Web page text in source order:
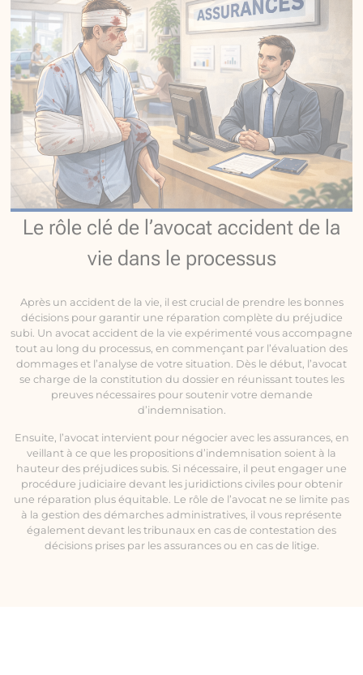
Le rôle clé de l’avocat accident de la
vie dans le processus
Après un accident de la vie, il est crucial de prendre les bonnes
décisions pour garantir une réparation complète du préjudice
subi. Un avocat accident de la vie expérimenté vous accompagne
tout au long du processus, en commençant par l’évaluation des
dommages et l’analyse de votre situation. Dès le début, l’avocat
se charge de la constitution du dossier en réunissant toutes les
preuves nécessaires pour soutenir votre demande
d’indemnisation.
Ensuite, l’avocat intervient pour négocier avec les assurances, en
veillant à ce que les propositions d’indemnisation soient à la
hauteur des préjudices subis. Si nécessaire, il peut engager une
procédure judiciaire devant les juridictions civiles pour obtenir
une réparation plus équitable. Le rôle de l’avocat ne se limite pas
à la gestion des démarches administratives, il vous représente
également devant les tribunaux en cas de contestation des
décisions prises par les assurances ou en cas de litige.